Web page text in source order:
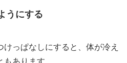
うにする
っぱなしにすると、体が冷え
あります。